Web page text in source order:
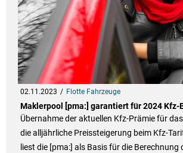
02.11.2023 Flotte Fahrzeuge
Maklerpool [pma:] garantiert für 2024
Übernahme der aktuellen Kfz-Prämie für
die alljährliche Preissteigerung beim Kfz-
liest die [pma:] als Basis für die Berechnung